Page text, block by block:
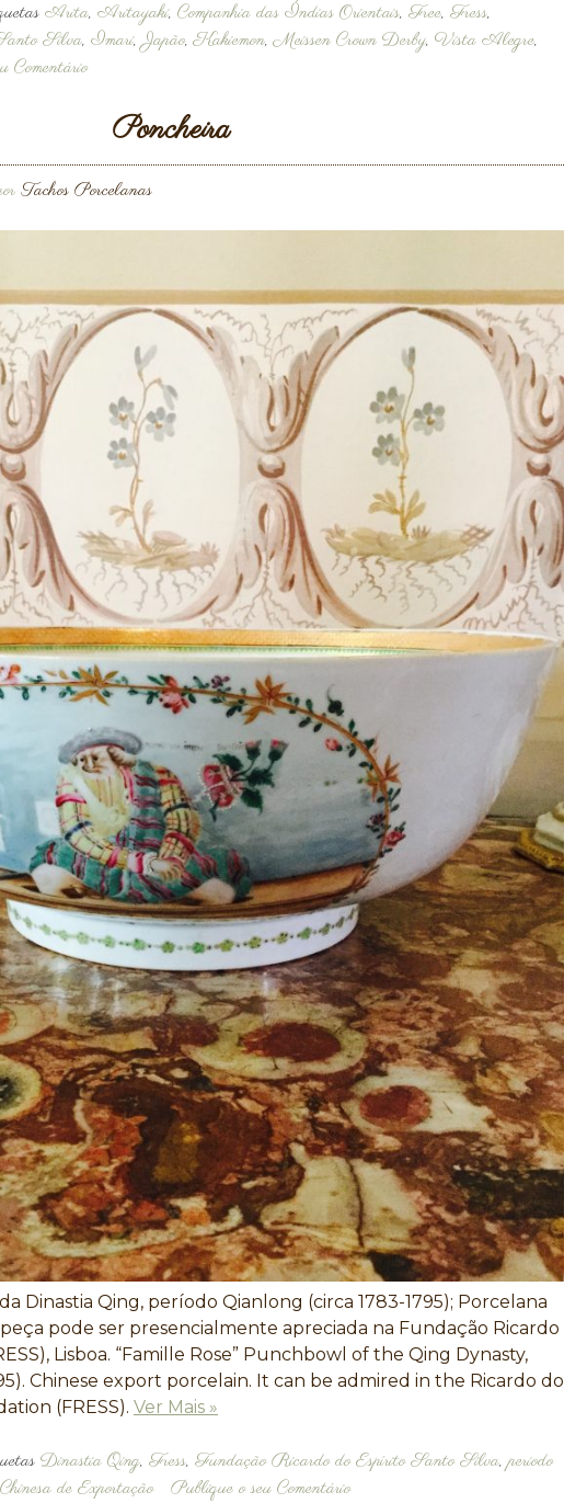
Arita, Aritayaki, Companhia das Índias Orientais, Free, Fress,
Silva, Imari,Japão,Kakiemon,Meissen Crown Derby, Vista Alegre,
Comentário
Poncheira
Tachos Porcelanas
Dinastia Qing, período Qianlong (circa 1783-1795); Porcelana
pode ser presencialmente apreciada na Fundação Ricardo
Lisboa. “Famille Rose” Punchbowl of the Qing Dynasty,
Chinese export porcelain. It can be admired in the Ricardo do
(FRESS). Ver Mais »
Dinastia Qing, Fress, Fundação Ricardo do Espírito Santo Silva,periodo
de Exportação Publique o seu Comentário